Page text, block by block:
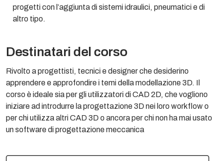
progetti con l’aggiunta di sistemi idraulici, pneumatici e di
altro tipo.
Destinatari del corso
Rivolto a progettisti, tecnici e designer che desiderino
apprendere e approfondire i temi della modellazione 3D. Il
corso è ideale sia per gli utilizzatori di CAD 2D, che vogliono
iniziare ad introdurre la progettazione 3D nei loro workflow o
per chi utilizza altri CAD 3D o ancora per chi non ha mai usato
un software di progettazione meccanica